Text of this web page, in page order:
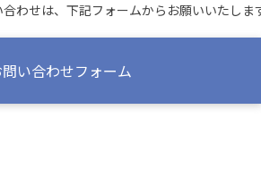
わせは、 下記フォームからお願いいたしま
い合わせフォーム